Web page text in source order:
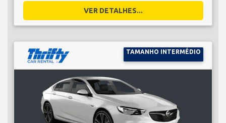
VER DETALHES...
TAMANHO INTERMÉDIO